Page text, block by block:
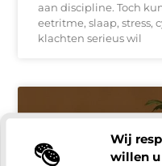
Wij
willen
aan discipline. Toch
eetritme, slaap, stress,
klachten serieus wil